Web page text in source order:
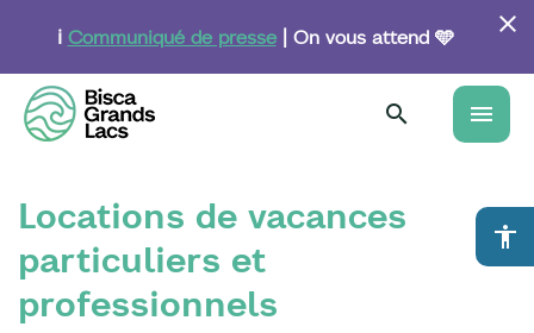
principal
ℹ️ Communiqué de presse| On vous attend 🩵
menu
accessibility
Locations de vacances
particuliers et
professionnels